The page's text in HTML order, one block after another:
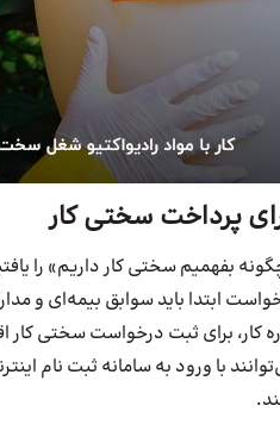
پرداخت سختی کار
بفهمیم سختی کار داریم» را
ابتدا باید سوابق بیمه‌ای و
کار، برای ثبت درخواست سختی